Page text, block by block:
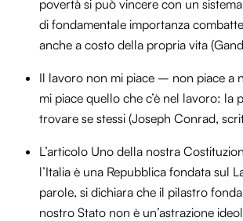
povertà si può vincere con un
di fondamentale importanza
anche a costo della propria vita
Il lavoro non mi piace – non piace a
mi piace quello che c’è nel lavoro: la
trovare se stessi (Joseph Conrad,
L’articolo Uno della nostra
l’Italia è una Repubblica fondata sul
parole, si dichiara che il pilastro
nostro Stato non è un’astrazione